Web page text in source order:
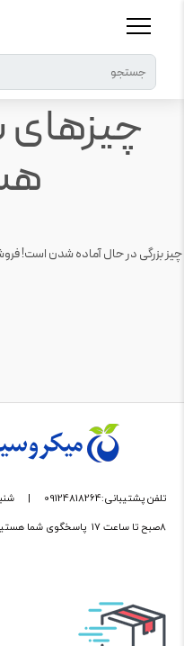
چیزهای
چیز بزرگی در حال آماده شدن است!
تلفن پشتیبانی:09124818264 |
8صبح تا ساعت 17 پاسخگوی شما هستیم.